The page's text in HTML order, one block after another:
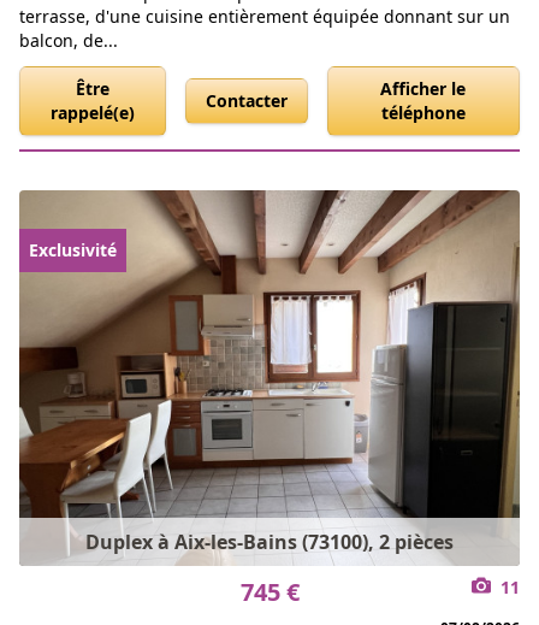
terrasse, d'une cuisine entièrement équipée donnant sur un
balcon, de...
Être
rappelé(e)
Contacter
Afficher le
téléphone
Duplex à Aix-les-Bains (73100), 2 pièces
Exclusivité
745 € 11